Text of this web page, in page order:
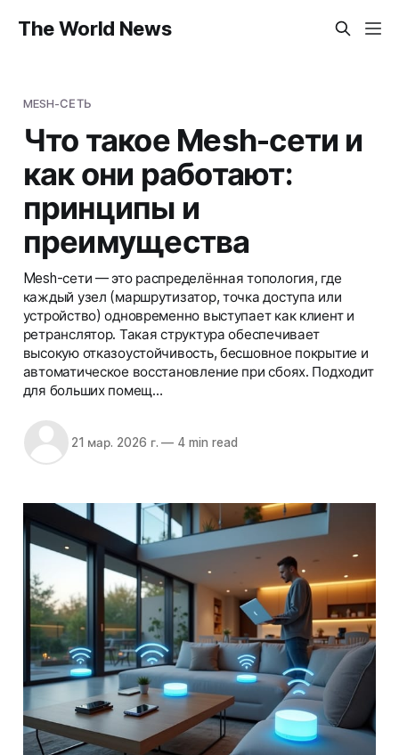
The World News
MESH-СЕТЬ
Что такое Mesh-сети и
как они работают:
принципы и
преимущества
Mesh-сети — это распределённая топология, где
каждый узел (маршрутизатор, точка доступа или
устройство) одновременно выступает как клиент и
ретранслятор. Такая структура обеспечивает
высокую отказоустойчивость, бесшовное покрытие и
автоматическое восстановление при сбоях. Подходит
для больших помещ…
21 мар. 2026 г. — 4 min read